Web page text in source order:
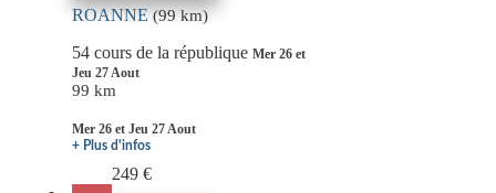
ROANNE(99 km)
54 cours de la république Mer 26 et
Jeu 27 Aout
99 km
Mer 26 et Jeu 27 Aout
+ Plus d'infos
249 €